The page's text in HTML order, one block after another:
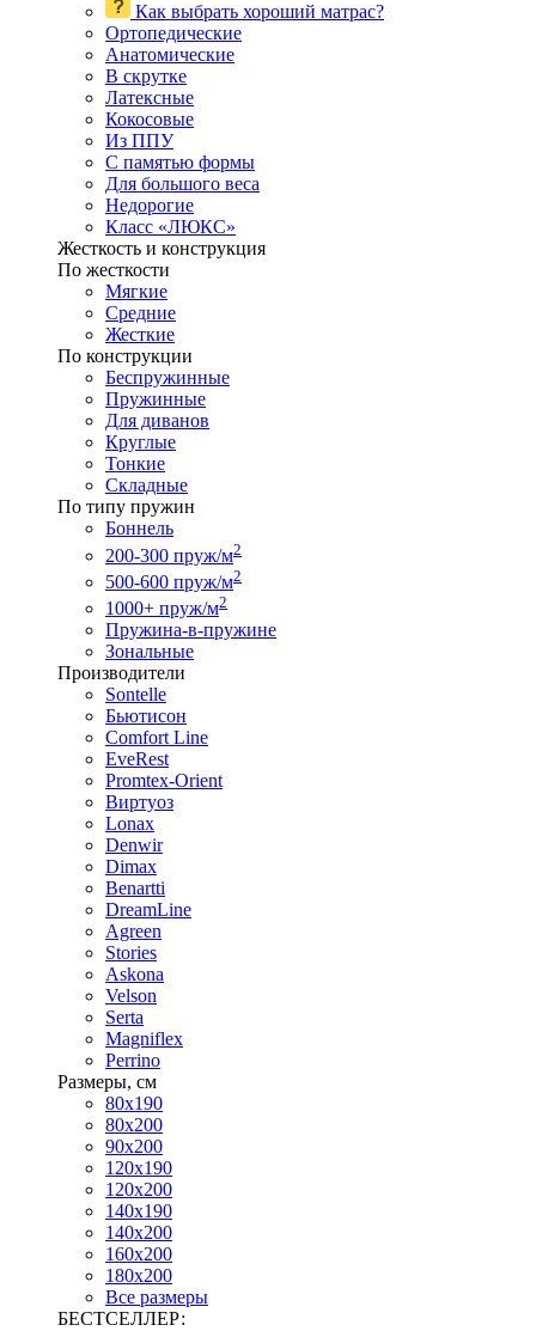
Как выбрать хороший матрас?
Ортопедические
Анатомические
В скрутке
Латексные
Кокосовые
Из ППУ
С памятью формы
Для большого веса
Недорогие
Класс «ЛЮКС»
Жесткость и конструкция
По жесткости
Мягкие
Средние
Жесткие
По конструкции
Беспружинные
Пружинные
Для диванов
Круглые
Тонкие
Складные
По типу пружин
Боннель
200-300 пруж/м2
500-600 пруж/м2
1000+ пруж/м2
Пружина-в-пружине
Зональные
Производители
Sontelle
Бьютисон
Comfort Line
EveRest
Promtex-Orient
Виртуоз
Lonax
Denwir
Dimax
Benartti
DreamLine
Agreen
Stories
Askona
Velson
Serta
Magniflex
Perrino
Размеры, см
80х190
80х200
90х200
120х190
120х200
140х190
140х200
160х200
180х200
Все размеры
БЕСТСЕЛЛЕР: